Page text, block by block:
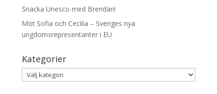
Snacka Unesco med Brendan!
Möt Sofia och Cecilia – Sveriges nya
ungdomsrepresentanter i EU
Kategorier
Kategorier